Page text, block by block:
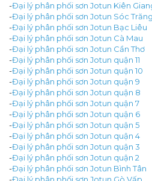
-Đại lý phân phối sơn Jotun Kiên
-Đại lý phân phối sơn Jotun Sóc Trăng
-Đại lý phân phối sơn Jotun Bạc Liêu
-Đại lý phân phối sơn Jotun Cà Mau
-Đại lý phân phối sơn Jotun Cần Thơ
-Đại lý phân phối sơn Jotun quận 11
-Đại lý phân phối sơn Jotun quận 10
-Đại lý phân phối sơn Jotun quận 9
-Đại lý phân phối sơn Jotun quận 8
-Đại lý phân phối sơn Jotun quận 7
-Đại lý phân phối sơn Jotun quận 6
-Đại lý phân phối sơn Jotun quận 5
-Đại lý phân phối sơn Jotun quận 4
-Đại lý phân phối sơn Jotun quận 3
-Đại lý phân phối sơn Jotun quận 2
-Đại lý phân phối sơn Jotun Bình Tân